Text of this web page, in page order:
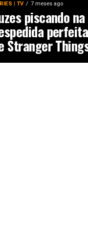
| TV 7 meses ago
piscando
Stranger